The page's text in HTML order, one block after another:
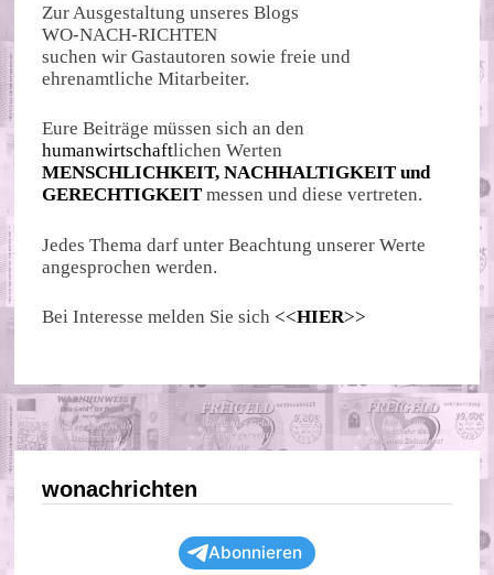
Zur Ausgestaltung unseres Blogs
WO-NACH-RICHTEN
suchen wir Gastautoren sowie freie und
ehrenamtliche Mitarbeiter.
Eure Beiträge müssen sich an den
humanwirtschaftlichen Werten
MENSCHLICHKEIT, NACHHALTIGKEIT und
GERECHTIGKEIT messen und diese vertreten.
Jedes Thema darf unter Beachtung unserer Werte
angesprochen werden.
Bei Interesse melden Sie sich <<HIER>>
wonachrichten
Abonnieren